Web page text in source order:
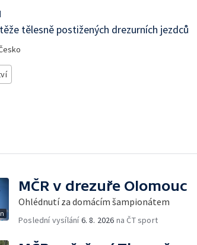
tělesně postižených drezurních jezdců
MČR v drezuře Olomouc
Ohlédnutí za domácím šampionátem
Poslední vysílání6. 8. 2026 na ČT sport